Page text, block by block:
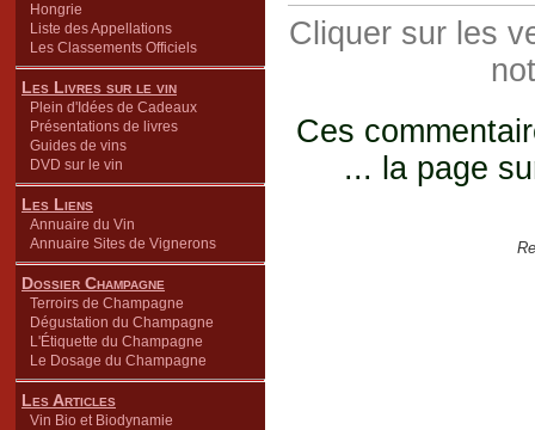
Hongrie
Liste des Appellations
Les Classements Officiels
Les Livres sur le vin
Plein d'Idées de Cadeaux
Présentations de livres
Guides de vins
DVD sur le vin
Les Liens
Annuaire du Vin
Annuaire Sites de Vignerons
Dossier Champagne
Terroirs de Champagne
Dégustation du Champagne
L'Étiquette du Champagne
Le Dosage du Champagne
Les Articles
Vin Bio et Biodynamie
Cliquer sur les
Ces
... la page